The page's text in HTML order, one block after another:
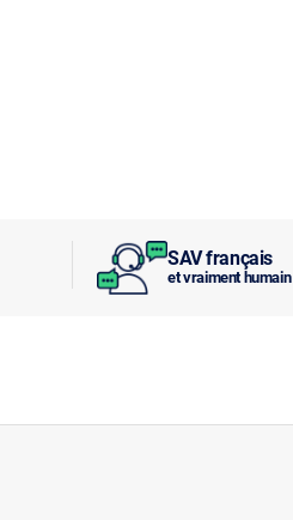
SAV français
et vraiment humain